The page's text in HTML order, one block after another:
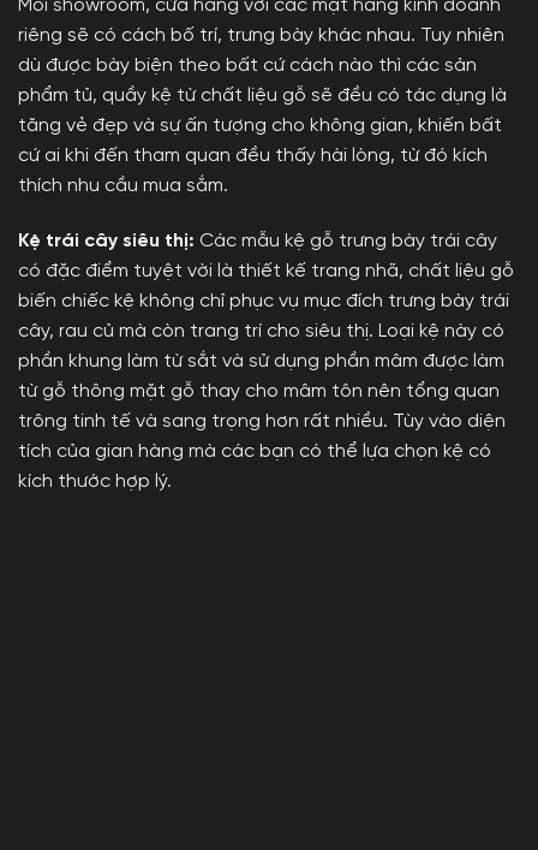
Mỗi showroom, cửa hàng với các mặt hàng kinh doanh
riêng sẽ có cách bố trí, trưng bày khác nhau. Tuy nhiên
dù được bày biện theo bất cứ cách nào thì các sản
phẩm tủ, quầy kệ từ chất liệu gỗ sẽ đều có tác dụng là
tăng vẻ đẹp và sự ấn tượng cho không gian, khiến bất
cứ ai khi đến tham quan đều thấy hài lòng, từ đó kích
thích nhu cầu mua sắm.
Kệ trái cây siêu thị: Các mẫu kệ gỗ trưng bày trái cây
có đặc điểm tuyệt vời là thiết kế trang nhã, chất liệu gỗ
biến chiếc kệ không chỉ phục vụ mục đích trưng bày trái
cây, rau củ mà còn trang trí cho siêu thị. Loại kệ này có
phần khung làm từ sắt và sử dụng phần mâm được làm
từ gỗ thông mặt gỗ thay cho mâm tôn nên tổng quan
trông tinh tế và sang trọng hơn rất nhiều. Tùy vào diện
tích của gian hàng mà các bạn có thể lựa chọn kệ có
kích thước hợp lý.